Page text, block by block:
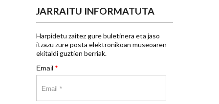
JARRAITU INFORMATUTA
Harpidetu zaitez gure buletinera eta jaso
itzazu zure posta elektronikoan museoaren
ekitaldi guztien berriak.
Email *